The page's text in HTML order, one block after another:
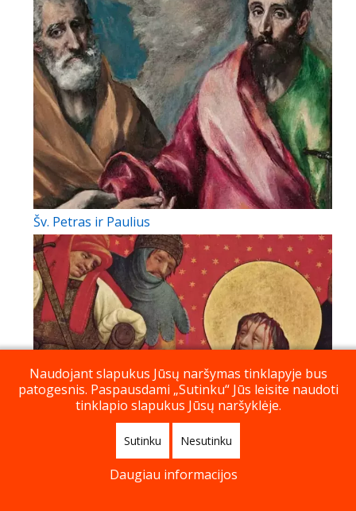
Šv. Petras ir Paulius
Šv. Tomas Beketas – vyskupiškos tvirtybės
Naudojant slapukus Jūsų naršymas tinklapyje bus
patogesnis. Paspausdami „Sutinku“ Jūs leisite naudoti
tinklapio slapukus Jūsų naršyklėje.
Sutinku Nesutinku
Daugiau informacijos